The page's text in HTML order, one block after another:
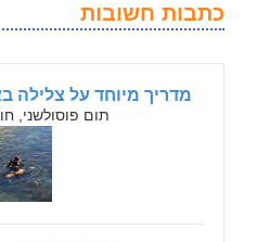
כתבות חשובות
מדריך מיוחד על צלילה
תום פוסולשני,